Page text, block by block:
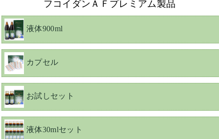
フコイダンＡＦプレミアム製品
液体900ml
カプセル
お試しセット
液体30mlセット